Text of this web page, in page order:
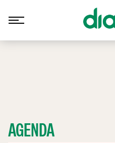
AGENDA